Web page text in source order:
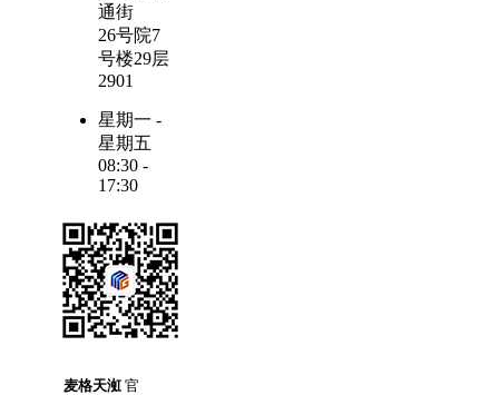
通街
26号院7
号楼29层
2901
星期一 -
星期五
08:30 -
17:30
麦格天渱官